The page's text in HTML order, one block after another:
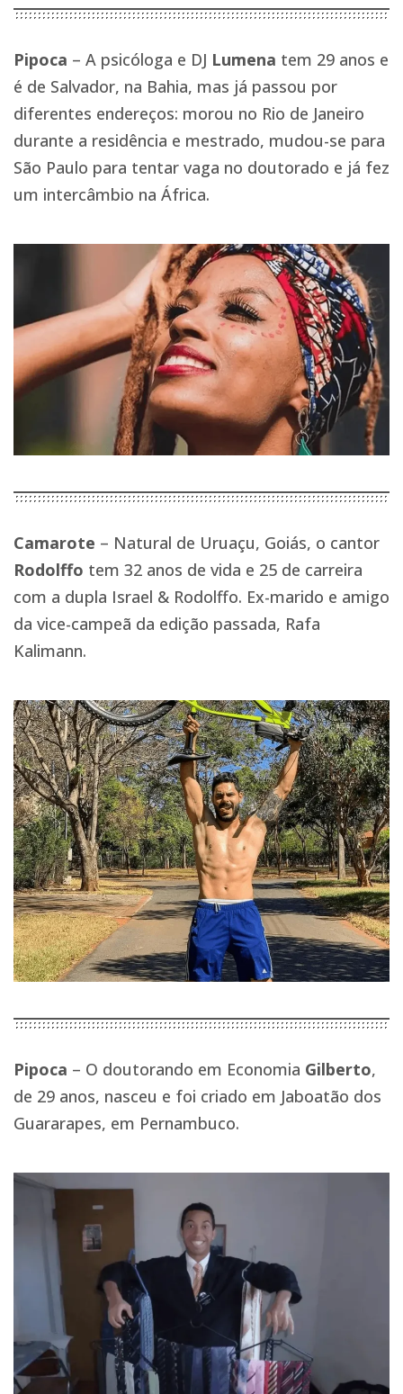
Pipoca – A psicóloga e DJ Lumena tem 29 anos e
é de Salvador, na Bahia, mas já passou por
diferentes endereços: morou no Rio de Janeiro
durante a residência e mestrado, mudou-se para
São Paulo para tentar vaga no doutorado e já fez
um intercâmbio na África.
Camarote – Natural de Uruaçu, Goiás, o cantor
Rodolffo tem 32 anos de vida e 25 de carreira
com a dupla Israel & Rodolffo. Ex-marido e amigo
da vice-campeã da edição passada, Rafa
Kalimann.
Pipoca – O doutorando em Economia Gilberto,
de 29 anos, nasceu e foi criado em Jaboatão dos
Guararapes, em Pernambuco.